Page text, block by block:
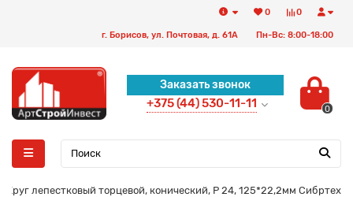
0
0
г. Борисов, ул. Почтовая, д. 61А Пн-Вс: 8:00-18:00
Заказать звонок
+375 (44) 530-11-11 0
Круг лепестковый торцевой, конический, Р 24, 125*22,2мм Сибртех